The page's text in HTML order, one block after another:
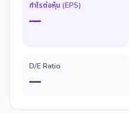
กำไรต่อหุ้น (EPS)
—
D/E Ratio
—